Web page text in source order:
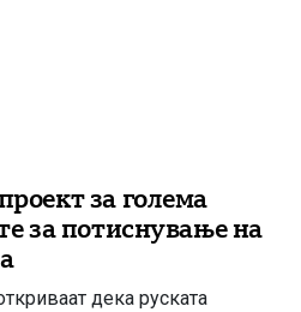
за голема
за потиснување на
дека руската